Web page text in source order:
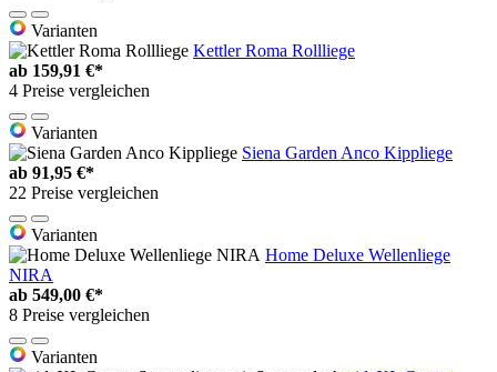
Varianten
Kettler Roma Rollliege
ab 159,91 €*
4 Preise vergleichen
Varianten
Siena Garden Anco Kippliege
ab 91,95 €*
22 Preise vergleichen
Varianten
Home Deluxe Wellenliege
NIRA
ab 549,00 €*
8 Preise vergleichen
Varianten